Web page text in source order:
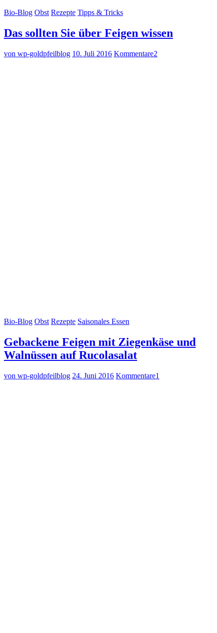
Bio-Blog Obst Rezepte Tipps & Tricks
Das sollten Sie über Feigen wissen
von wp-goldpfeilblog 10. Juli 2016 Kommentare2
Bio-Blog Obst Rezepte Saisonales Essen
Gebackene Feigen mit Ziegenkäse und
Walnüssen auf Rucolasalat
von wp-goldpfeilblog 24. Juni 2016 Kommentare1